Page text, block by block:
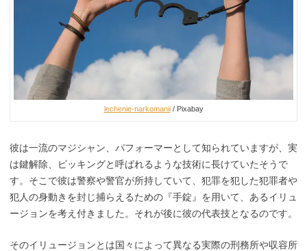
lechenie-narkomanii/ Pixabay
彼は一流のマジシャン、パフォーマーとして知られていますが、実
は鍵解除、ピッキングと呼ばれるような技術に長けていたそうで
す。そこで彼は警察や警官が所持していて、犯罪を犯した犯罪者や
犯人の身動きを封じ捕らえるための『手錠』を用いて、あるイリュ
ージョンを考え付きました。それが後に彼の代表技となるのです。
そのイリュージョンとは国々によって異なる実際の刑務所や収容所